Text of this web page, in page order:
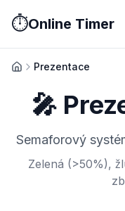
⏱️Online Timer
DomůPrezentace
🎤
Semaforový
Zelená (>50%),